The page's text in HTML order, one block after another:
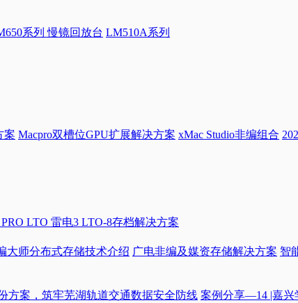
系列 慢镜回放台 LM510A系列
案 Macpro双槽位GPU扩展解决方案 xMac Studio非编组合
LTO 雷电3 LTO-8存档解决方案
大师分布式存储技术介绍 广电非编及媒资存储解决方案 智
方案，筑牢芜湖轨道交通数据安全防线 案例分享—14 |嘉兴